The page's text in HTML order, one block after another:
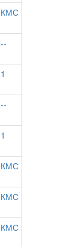
КМС
--
1
--
1
КМС
КМС
КМС